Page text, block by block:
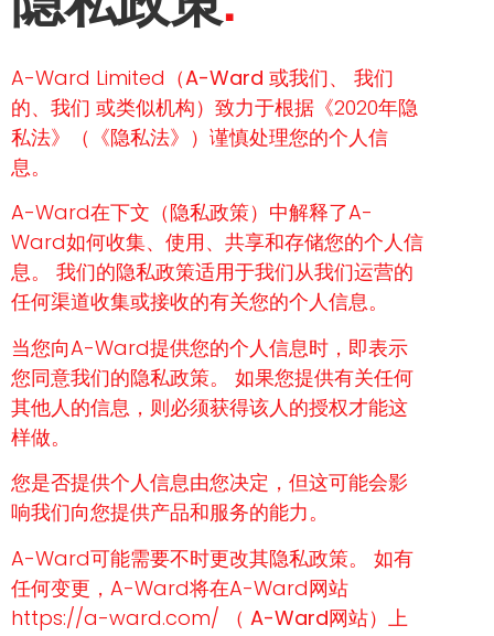
A-Ward Limited（A-Ward 或我们、 我们
的、我们 或类似机构）致力于根据《2020年隐
私法》（《隐私法》）谨慎处理您的个人信
息。
A-Ward在下文（隐私政策）中解释了A-
Ward如何收集、使用、共享和存储您的个人信
息。 我们的隐私政策适用于我们从我们运营的
任何渠道收集或接收的有关您的个人信息。
当您向A-Ward提供您的个人信息时，即表示
您同意我们的隐私政策。 如果您提供有关任何
其他人的信息，则必须获得该人的授权才能这
样做。
您是否提供个人信息由您决定，但这可能会影
响我们向您提供产品和服务的能力。
A-Ward可能需要不时更改其隐私政策。 如有
任何变更，A-Ward将在A-Ward网站
https://a-ward.com/ （ A-Ward网站）上